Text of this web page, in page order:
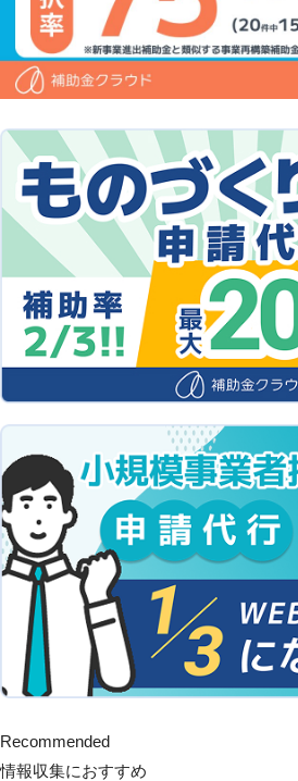
Recommended
情報収集におすすめ